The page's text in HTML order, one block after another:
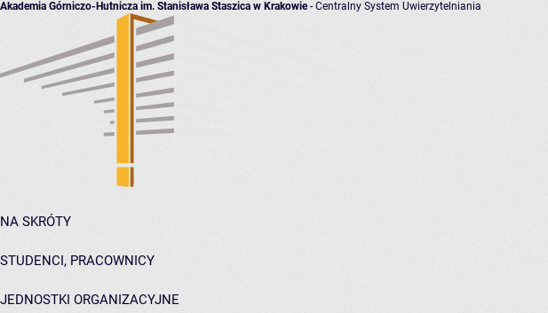
Akademia Górniczo-Hutnicza im. Stanisława Staszica w Krakowie- Centralny System Uwierzytelniania
NA SKRÓTY
STUDENCI, PRACOWNICY
JEDNOSTKI ORGANIZACYJNE